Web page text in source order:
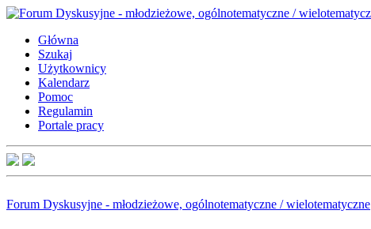
Główna
Szukaj
Użytkownicy
Kalendarz
Pomoc
Regulamin
Portale pracy
Forum Dyskusyjne - młodzieżowe, ogólnotematyczne / wielotematyczne